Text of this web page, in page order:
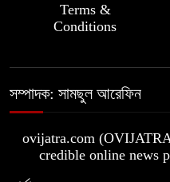
Terms &
Conditions
সম্পাদক: সামছুল আরেফিন
ovijatra.com (OVIJATRA
credible online news